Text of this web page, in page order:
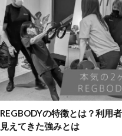
REGBODYの特徴とは？利用
見えてきた強みとは